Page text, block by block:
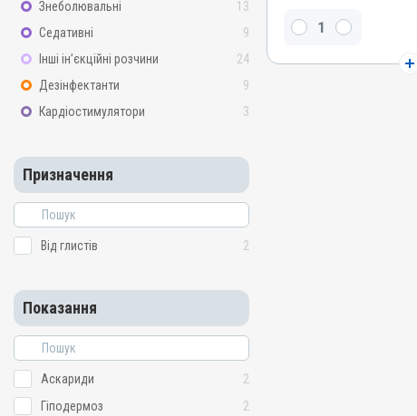
Знеболювальні
13
Седативні
9
Інші ін’єкційні розчини
24
Дезінфектанти
9
Кардіостимулятори
3
Призначення
Від глистів 2
Показання
Аскариди
2
Гіподермоз
2
Оксиклозанід, Фенбендазол
ВРХ, Вівці, Кози, Верблюди